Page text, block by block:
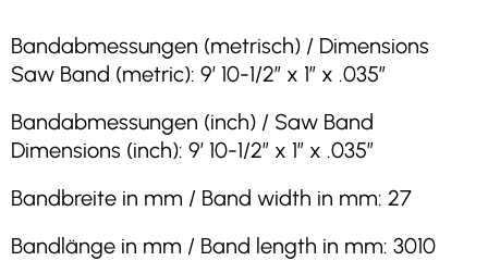
Bandabmessungen (metrisch) / Dimensions
Saw Band (metric): 9′ 10-1/2″ x 1″ x .035″
Bandabmessungen (inch) / Saw Band
Dimensions (inch): 9′ 10-1/2″ x 1″ x .035″
Bandbreite in mm / Band width in mm: 27
Bandlänge in mm / Band length in mm: 3010